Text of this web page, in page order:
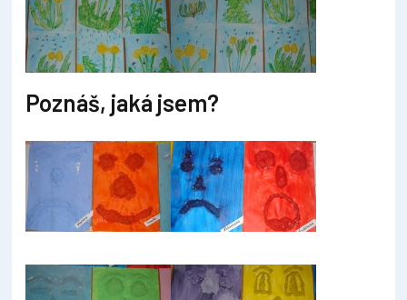
Poznáš, jaká jsem?